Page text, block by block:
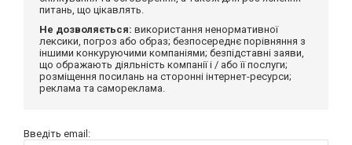
питань, що цікавлять.
Не дозволяється: використання ненормативної
лексики, погроз або образ; безпосереднє порівняння з
іншими конкуруючими компаніями; безпідставні заяви,
що ображають діяльність компанії і / або її послуги;
розміщення посилань на сторонні інтернет-ресурси;
реклама та самореклама.
Введіть email: